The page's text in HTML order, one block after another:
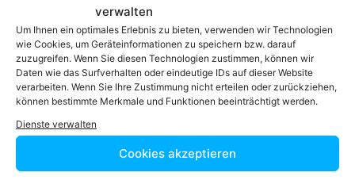
verwalten
Um Ihnen ein optimales Erlebnis zu bieten, verwenden wir Technologien
wie Cookies, um Geräteinformationen zu speichern bzw. darauf
zuzugreifen. Wenn Sie diesen Technologien zustimmen, können wir
Daten wie das Surfverhalten oder eindeutige IDs auf dieser Website
verarbeiten. Wenn Sie Ihre Zustimmung nicht erteilen oder zurückziehen,
können bestimmte Merkmale und Funktionen beeinträchtigt werden.
Dienste verwalten
Cookies akzeptieren
Homepage